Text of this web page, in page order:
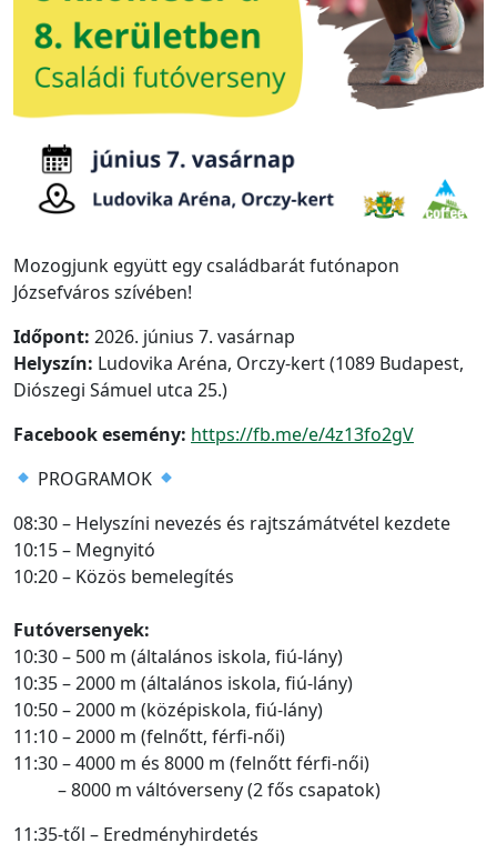
Mozogjunk együtt egy családbarát futónapon
Józsefváros szívében!
Időpont: 2026. június 7. vasárnap
Helyszín: Ludovika Aréna, Orczy-kert (1089 Budapest,
Diószegi Sámuel utca 25.)
Facebook esemény: https://fb.me/e/4z13fo2gV
PROGRAMOK
08:30 – Helyszíni nevezés és rajtszámátvétel kezdete
10:15 – Megnyitó
10:20 – Közös bemelegítés
Futóversenyek:
10:30 – 500 m (általános iskola, fiú-lány)
10:35 – 2000 m (általános iskola, fiú-lány)
10:50 – 2000 m (középiskola, fiú-lány)
11:10 – 2000 m (felnőtt, férfi-női)
11:30 – 4000 m és 8000 m (felnőtt férfi-női)
– 8000 m váltóverseny (2 fős csapatok)
11:35-től – Eredményhirdetés